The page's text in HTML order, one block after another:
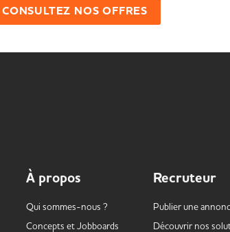
CONSULTEZ NOS OFFRES
À propos
Qui sommes-nous ?
Concepts etJobboards
Recruteur
Publier une
Découvrir nos